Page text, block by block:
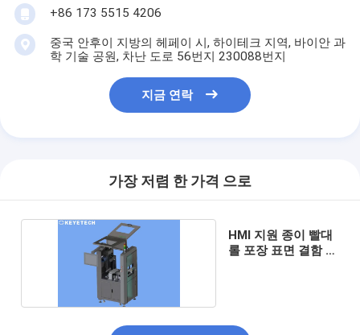
+86 173 5515 4206
중국 안후이 지방의 헤페이 시, 하이테크 지역, 바이안 과
학 기술 공원, 차난 도로 56번지 230088번지
지금 연락
가장 저렴 한 가격 으로
HMI 지원 종이 빨대
롤 포장 표면 결함 탐